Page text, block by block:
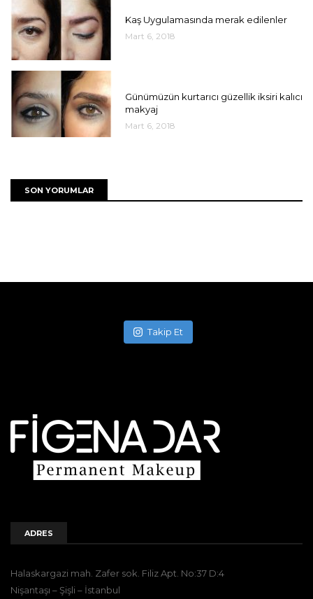
Kaş Uygulamasında merak edilenler
Mart 6, 2018
Günümüzün kurtarıcı güzellik iksiri kalıcı
makyaj
Mart 6, 2018
SON YORUMLAR
Takip Et
ADRES
Halaskargazi mah. Zafer sok. Filiz Apt. No:37 D:4
Nişantaşı – Şişli – İstanbul